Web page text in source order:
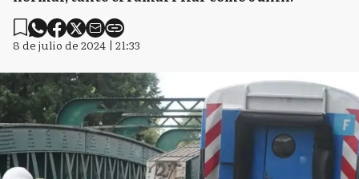
8 de julio de 2024 | 21:33